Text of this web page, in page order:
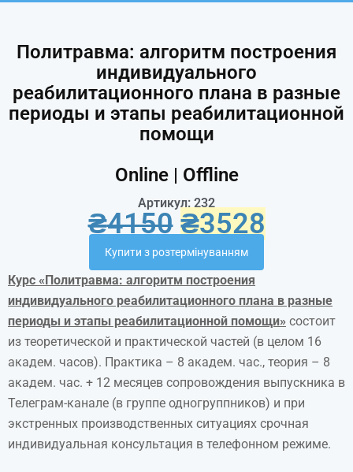
Политравма: алгоритм построения
индивидуального
реабилитационного плана в разные
периоды и этапы реабилитационной
помощи
Online | Offline
Артикул: 232
₴4150 ₴3528
Купити з розтермінуванням
Курс «Политравма: алгоритм построения
индивидуального реабилитационного плана в разные
периоды и этапы реабилитационной помощи» состоит
из теоретической и практической частей (в целом 16
академ. часов). Практика – 8 академ. час., теория – 8
академ. час. + 12 месяцев сопровождения выпускника в
Телеграм-канале (в группе одногруппников) и при
экстренных производственных ситуациях срочная
индивидуальная консультация в телефонном режиме.